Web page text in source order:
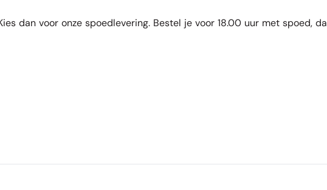
dan voor onze spoedlevering. Bestel je voor 18.00 uur met spoed,